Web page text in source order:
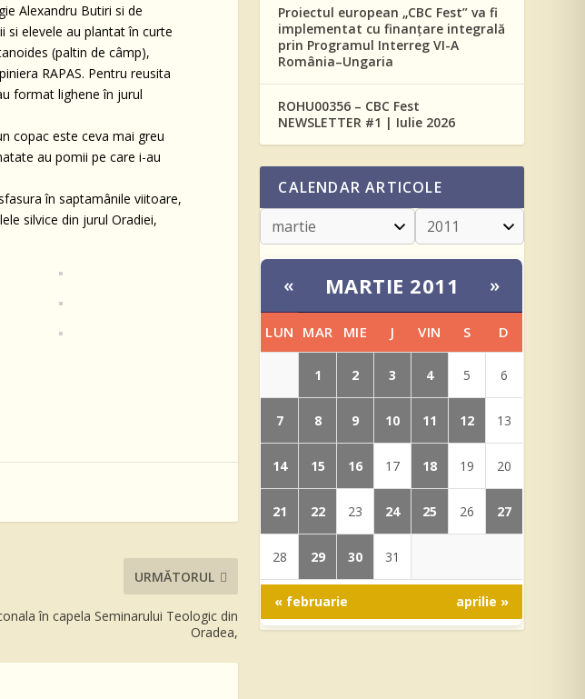
Alexandru Butiri si de
si elevele au plantat în curte
(paltin de câmp),
RAPAS. Pentru reusita
format lighene în jurul
copac este ceva mai greu
au pomii pe care i-au
în saptamânile viitoare,
silvice din jurul Oradiei,
URMĂTORUL
în capela Seminarului Teologic din
Oradea,
Proiectul european „CBC Fest” va fi
implementat cu finanțare integrală
prin Programul Interreg VI-A
România–Ungaria
ROHU00356 – CBC Fest
NEWSLETTER #1 | Iulie 2026
CALENDAR ARTICOLE
« MARTIE 2011 »
LUN MAR MIE J VIN S D
1 2 3 4 5 6
7 8 9 10 11 12 13
14 15 16 17 18 19 20
21 22 23 24 25 26 27
28 29 30 31
« februarie aprilie »